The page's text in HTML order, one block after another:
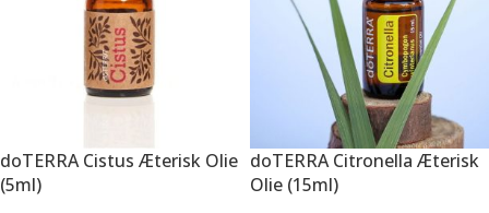
doTERRA Cistus Æterisk Olie
(5ml)
doTERRA Citronella Æterisk
Olie (15ml)